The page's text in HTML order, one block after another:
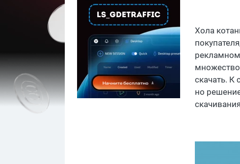
Хола
множество
скачать. К
но